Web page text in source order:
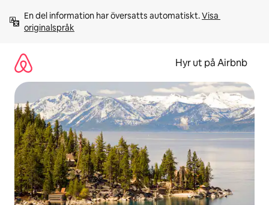
innehåll
En del information har översatts automatiskt. Visa
originalspråk
Hyr ut på Airbnb